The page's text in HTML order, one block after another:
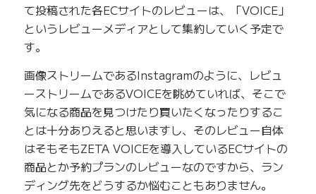
て投稿された各ECサイトのレビューは、「VOICE」
というレビューメディアとして集約していく予定で
す。
画像ストリームであるInstagramのように、レビュ
ーストリームであるVOICEを眺めていれば、そこで
気になる商品を見つけたり買いたくなったりするこ
とは十分ありえると思いますし、そのレビュー自体
はそもそもZETA VOICEを導入しているECサイトの
商品とか予約プランのレビューなのですから、ラン
ディング先をどうするか悩むこともありません。